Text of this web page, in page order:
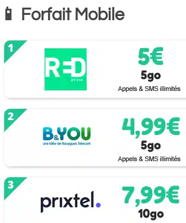
📱 Forfait Mobile